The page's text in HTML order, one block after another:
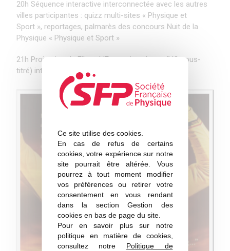
Ce site utilise des cookies.
En cas de refus de certains
cookies, votre expérience sur notre
site pourrait être altérée. Vous
pourrez à tout moment modifier
vos préférences ou retirer votre
consentement en vous rendant
dans la section Gestion des
cookies en bas de page du site.
Pour en savoir plus sur notre
politique en matière de cookies,
consultez notre Politique de
20h Séquence interactive interconnectée avec les autres
villes participantes : quizz multi-sites « Physique et
Sport », reportages, palmarès des concours Nuit de la
Physique « Physique et Sport »
21h Projection du Film « L’Ecossais volant » (VO sous-
titré) introduit par Caroline Cohen